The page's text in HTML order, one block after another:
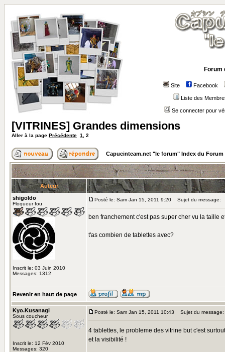
Forum
Site Facebook
Liste des
Se connecter pour
[VITRINES] Grandes dimensions
Aller à la page Précédente 1 2
Capucinteam.net "le forum" Index du Forum
Auteur
shigoldo
Floqueur fou
Inscrit le: 03 Juin 2010
Messages: 1312
Posté le: Sam Jan 15, 2011 9:20 Sujet du message:
ben franchement c'est pas super cher vu la taille
t'as combien de tablettes avec?
Revenir en haut de page
Kyo.Kusanagi
Sous coucheur
Inscrit le: 12 Fév 2010
Messages: 320
Posté le: Sam Jan 15, 2011 10:43 Sujet du message:
4 tablettes, le probleme des vitrine but c'est
et la visibilité !